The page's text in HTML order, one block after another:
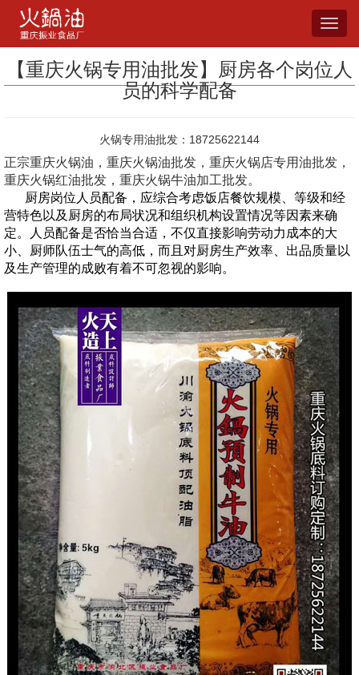
【重庆火锅专用油批发】厨房各个岗位人
员的科学配备
火锅专用油批发：18725622144
正宗重庆火锅油，重庆火锅油批发，重庆火锅店专用油批发，
重庆火锅红油批发，重庆火锅牛油加工批发。
厨房岗位人员配备，应综合考虑饭店餐饮规模、等级和经
营特色以及厨房的布局状况和组织机构设置情况等因素来确
定。人员配备是否恰当合适，不仅直接影响劳动力成本的大
小、厨师队伍士气的高低，而且对厨房生产效率、出品质量以
及生产管理的成败有着不可忽视的影响。